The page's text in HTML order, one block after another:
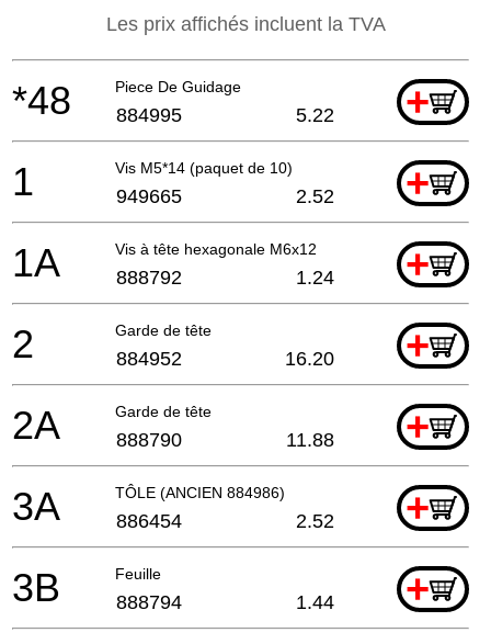
Les prix affichés incluent la TVA
Piece De Guidage +
*48 884995 5.22
Vis M5*14 (paquet de 10) +
1 949665 2.52
Vis à tête hexagonale M6x12 +
1A 888792 1.24
Garde de tête +
2 884952 16.20
Garde de tête +
2A 888790 11.88
TÔLE (ANCIEN 884986) +
3A 886454 2.52
Feuille +
3B 888794 1.44